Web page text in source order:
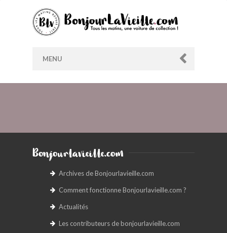
MENU
BONJOURLAVIEILLE ?
Bonjourlavieille.com
Archives de Bonjourlavieille.com
Comment fonctionne Bonjourlavieille.com ?
Actualités
Les contributeurs de bonjourlavieille.com